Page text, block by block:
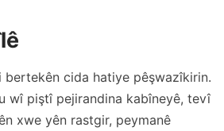
bertekên cida hatiye pêşwazîkirin.
wî piştî pejirandina kabîneyê, tevî
xwe yên rastgir, peymanê